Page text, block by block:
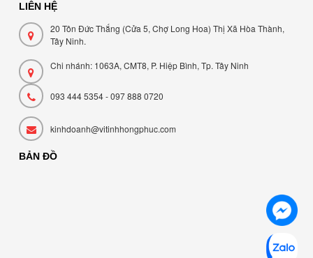
LIÊN HỆ
20 Tôn Đức Thắng (Cửa 5, Chợ Long Hoa) Thị Xã Hòa Thành,
Tây Ninh.
Chi nhánh: 1063A, CMT8, P. Hiệp Bình, Tp. Tây Ninh
093 444 5354 - 097 888 0720
kinhdoanh@vitinhhongphuc.com
BẢN ĐỒ